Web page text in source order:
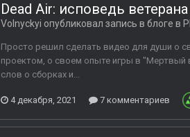
Dead Air: исповедь
Volnyckyi опубликовал запись в блоге в
Просто решил сделать видео для души о
проектом, о своем опыте игры в "Мертвый
слов о сборках и...
4 декабря, 2021 7 комментариев